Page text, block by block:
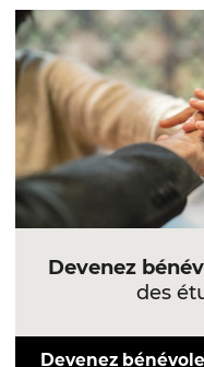
Devenez
des
Devenez bénévole